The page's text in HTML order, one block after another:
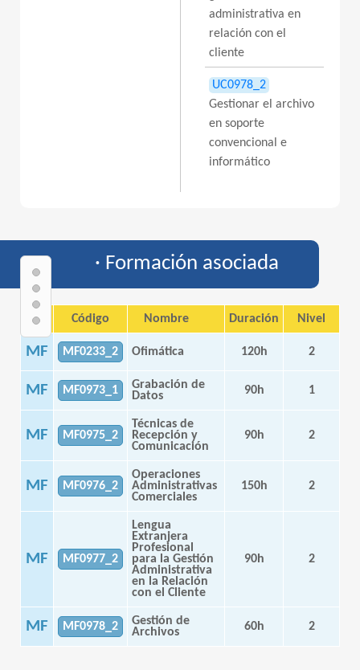
administrativa en
relación con el
cliente
UC0978_2
Gestionar el archivo
en soporte
convencional e
informático
· Formación asociada
Tipo Código Nombre Duración Nivel
MF MF0233_2 Ofimática 120h 2
MF MF0973_1
Grabación de
Datos
90h 1
MF MF0975_2
Técnicas de
Recepción y
Comunicación
90h 2
MF MF0976_2
Operaciones
Administrativas
Comerciales
150h 2
MF MF0977_2
Lengua
Extranjera
Profesional
para la Gestión
Administrativa
en la Relación
con el Cliente
90h 2
MF MF0978_2
Gestión de
Archivos
60h 2